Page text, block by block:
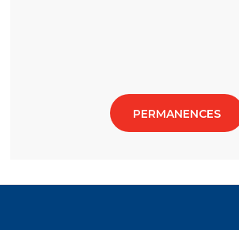
PERMANENCES